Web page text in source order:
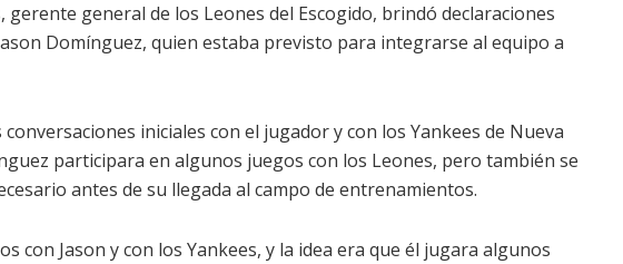
gerente general de los Leones del Escogido, brindó declaraciones
Domínguez, quien estaba previsto para integrarse al equipo a
iniciales con el jugador y con los Yankees de Nueva
participara en algunos juegos con los Leones, pero también se
antes de su llegada al campo de entrenamientos.
con Jason y con los Yankees, y la idea era que él jugara algunos